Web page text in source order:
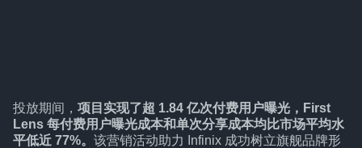
投放期间， 项目实现了超 1.84 亿次付费用户曝光，First
Lens 每付费用户曝光成本和单次分享成本均比市场平均水
平低近 77%。 该营销活动助力 Infinix 成功树立旗舰品牌形